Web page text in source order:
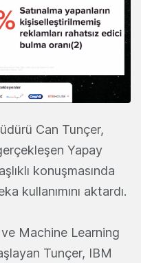
Can Tunçer,
Yapay
konuşmasında
kullanımını aktardı.
Machine Learning
Tunçer, IBM